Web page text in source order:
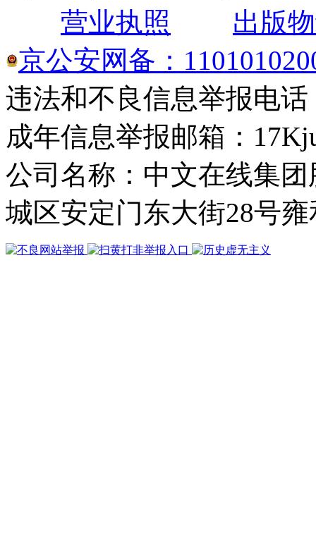
营业执照
出版
京公安网备：
违法和不良信息举报电话
成年信息举报邮箱：
公司名称：中文在线集
城区安定门东大街28号